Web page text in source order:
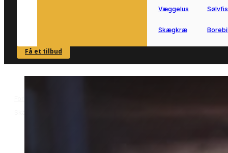
SE OVERSIGT
Væggelus
Skægkræ
Få et tilbud